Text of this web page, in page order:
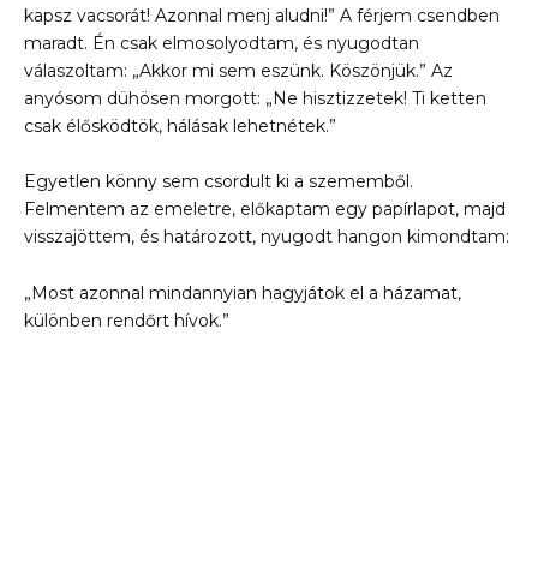
kapsz vacsorát! Azonnal menj aludni!” A férjem csendben
maradt. Én csak elmosolyodtam, és nyugodtan
válaszoltam: „Akkor mi sem eszünk. Köszönjük.” Az
anyósom dühösen morgott: „Ne hisztizzetek! Ti ketten
csak élősködtök, hálásak lehetnétek.”
Egyetlen könny sem csordult ki a szememből.
Felmentem az emeletre, előkaptam egy papírlapot, majd
visszajöttem, és határozott, nyugodt hangon kimondtam:
„Most azonnal mindannyian hagyjátok el a házamat,
különben rendőrt hívok.”